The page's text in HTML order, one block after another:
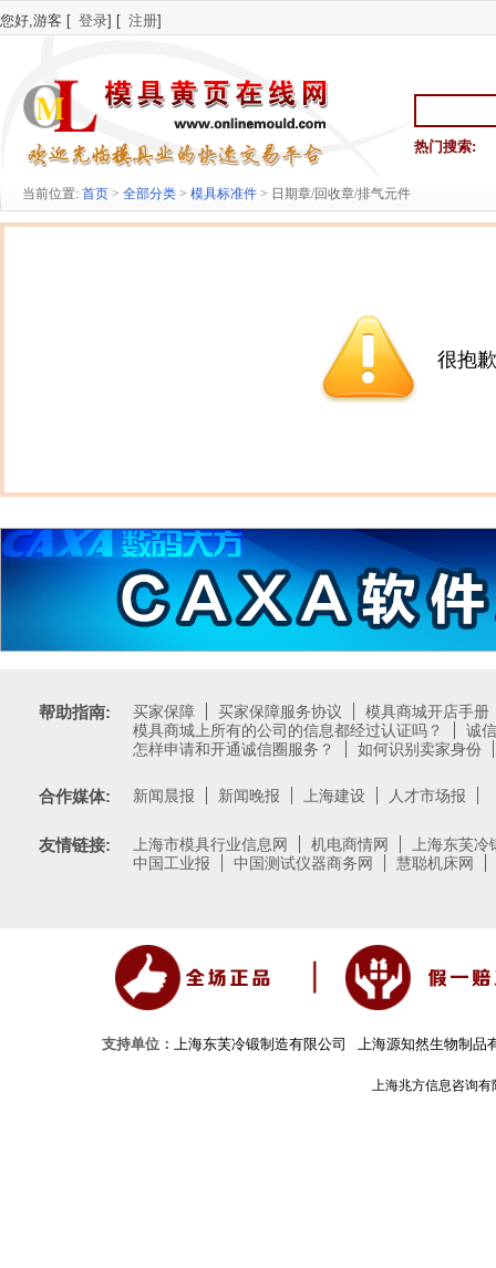
您好,游客 [ 登录] [ 注册]
热门搜索:
当前位置: 首页 > 全部分类 > 模具标准件 > 日期章/回收章/排气元件
很抱
帮助指南: 买家保障 买家保障服务协议
模具商城开店手册
模具商城上所有的公司的信息都经过认证吗？
诚
怎样申请和开通诚信圈服务？
如何识别卖家身份
合作媒体: 新闻晨报 新闻晚报 上海建设 人才市场报
友情链接: 上海市模具行业信息网 机电商情网
上海东芙
中国工业报
中国测试仪器商务网 慧聪机床网
支持单位： 上海东芙冷锻制造有限公司 上海源知然生物制品
上海兆方信息咨询